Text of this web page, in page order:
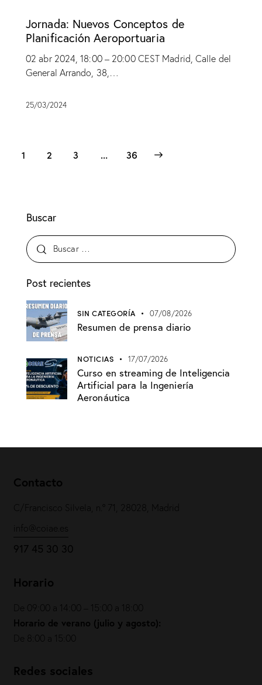
Jornada: Nuevos Conceptos de
Planificación Aeroportuaria
02 abr 2024, 18:00 – 20:00 CEST Madrid, Calle del
General Arrando, 38,…
25/03/2024
1 2 3 … 36
>
Buscar
Post recientes
SIN CATEGORÍA 07/08/2026
Resumen de prensa diario
NOTICIAS 17/07/2026
Curso en streaming de Inteligencia
Artificial para la Ingeniería
Aeronáutica
Contacto
C/Francisco Silvela, n.º 71, 28028, Madrid
917 45 30 30
Horario
De 09:00 a 14:00 – 15:00 a 18:00
Horario de verano (julio y agosto):
De 8:00 a 15:00
Redes sociales